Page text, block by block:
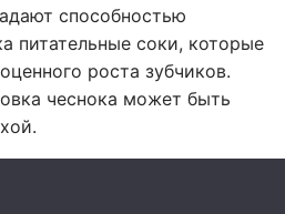
способностью
питательные соки, которые
роста зубчиков.
чеснока может быть